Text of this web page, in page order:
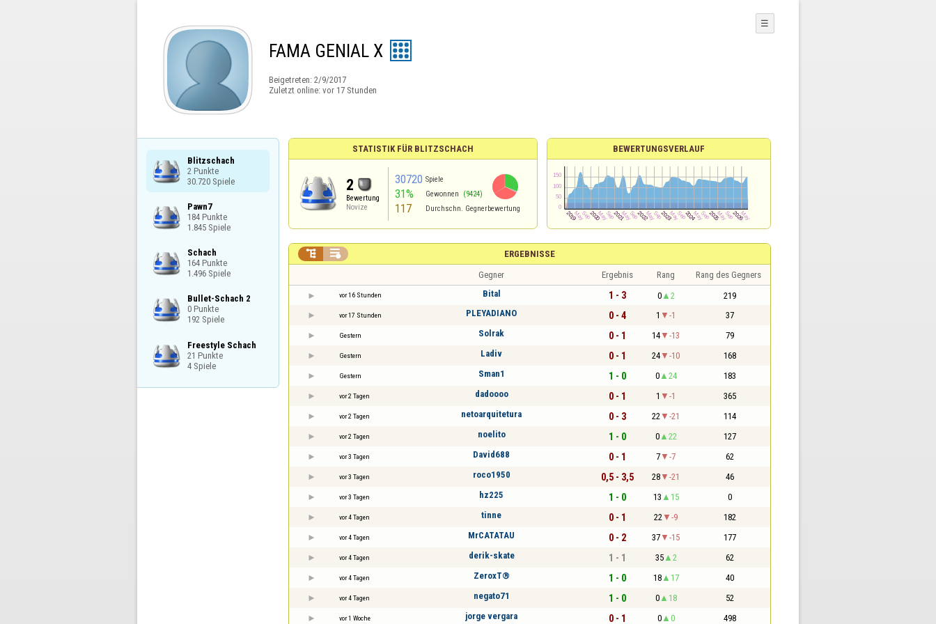
FAMA GENIAL X
Beigetreten: 2/9/2017
Zuletzt online: vor 17 Stunden
☰
Blitzschach
2 Punkte
30.720 Spiele
Pawn7
184 Punkte
1.845 Spiele
Schach
164 Punkte
1.496 Spiele
Bullet-Schach 2
0 Punkte
192 Spiele
Freestyle Schach
21 Punkte
4 Spiele
STATISTIK FÜR BLITZSCHACH
2
Bewertung
Novize
30720 Spiele
31% Gewonnen (9424)
117 Durchschn. Gegnerbewertung
BEWERTUNGSVERLAUF
ERGEBNISSE
 
Gegner Ergebnis Rang Rang des Gegners
vor 16 Stunden Bital 1 - 3 0 2 219
vor 17 Stunden PLEYADIANO 0 - 4 1 -1 37
Gestern Solrak 0 - 1 14 -13 79
Gestern Ladiv 0 - 1 24 -10 168
Gestern Sman1 1 - 0 0 24 183
vor 2 Tagen dadoooo 0 - 1 1 -1 365
vor 2 Tagen netoarquitetura 0 - 3 22 -21 114
vor 2 Tagen noelito 1 - 0 0 22 127
vor 3 Tagen David688 0 - 1 7 -7 62
vor 3 Tagen roco1950 0,5 - 3,5 28 -21 46
vor 3 Tagen hz225 1 - 0 13 15 0
vor 4 Tagen tinne 0 - 1 22 -9 182
vor 4 Tagen MrCATATAU 0 - 2 37 -15 177
vor 4 Tagen derik-skate 1 - 1 35 2 62
vor 4 Tagen ZeroxT® 1 - 0 18 17 40
vor 4 Tagen negato71 1 - 0 0 18 52
vor 1 Woche jorge vergara 0 - 1 0 0 498